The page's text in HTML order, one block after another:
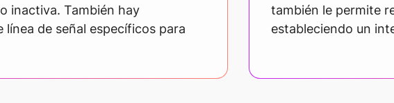
inactiva. También hay
línea de señal específicos para
también le permite
estableciendo un